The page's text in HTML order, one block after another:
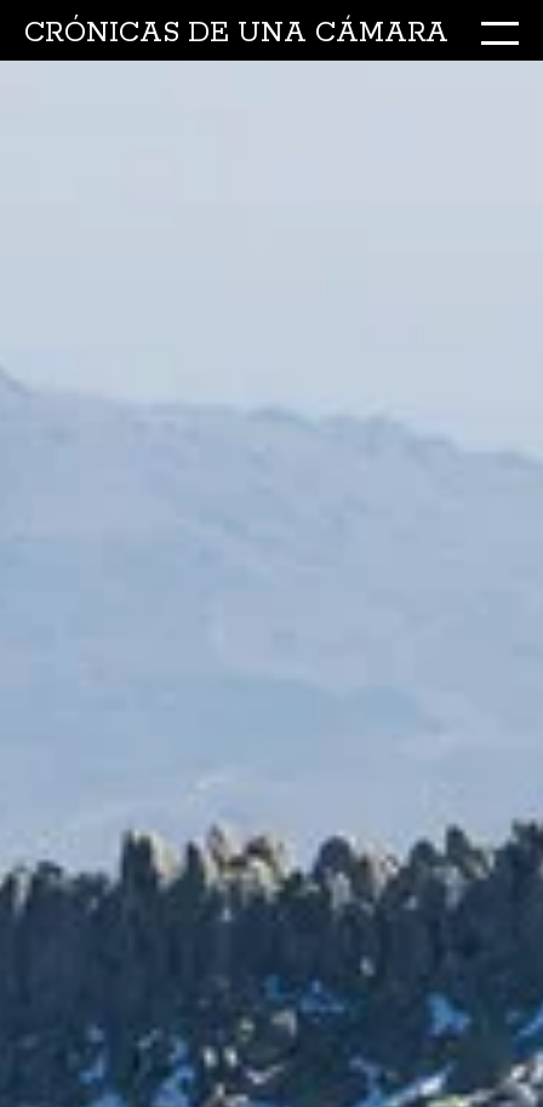
CRÓNICAS DE UNA CÁMARA
Ir